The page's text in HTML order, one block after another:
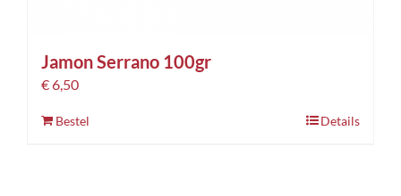
Jamon Serrano 100gr
€6,50
Bestel Details